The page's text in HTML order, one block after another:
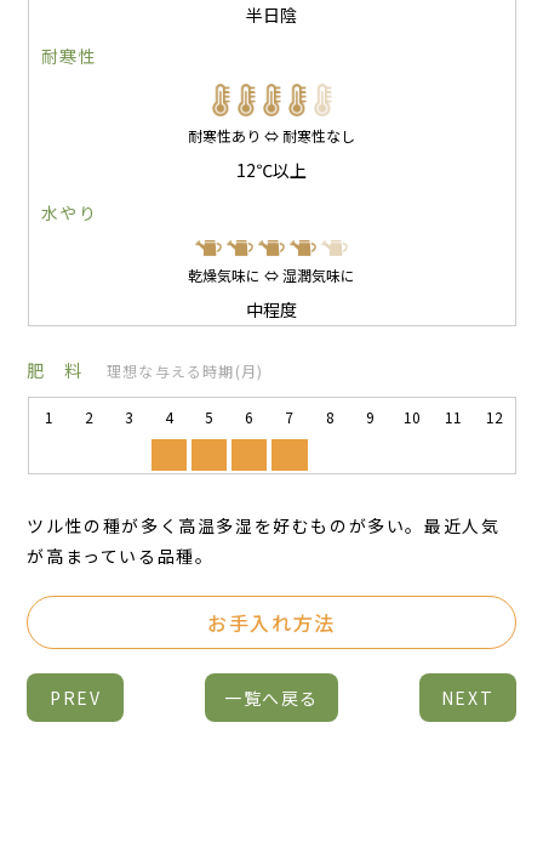
半日陰
耐寒性
耐寒性あり ⇔ 耐寒性なし
12℃以上
水やり
乾燥気味に ⇔ 湿潤気味に
中程度
肥 料 理想な与える時期(月)
1 2 3 4 5 6 7 8 9 10 11 12
ツル性の種が多く高温多湿を好むものが多い。最近人気
が高まっている品種。
お手入れ方法
PREV 一覧へ戻る NEXT